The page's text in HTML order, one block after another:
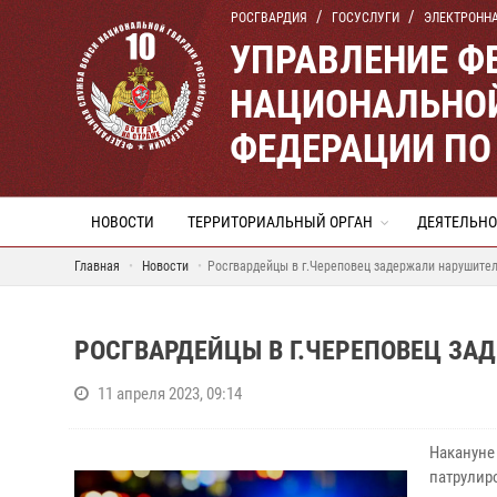
РОСГВАРДИЯ ГОСУСЛУГИ
УПРАВЛЕНИЕ
ФЕДЕРАЦИИ
НОВОСТИ ТЕРРИТОРИАЛЬНЫЙ ОРГАН
Главная Новости Росгвардейцы в г.Череповец задержали
РОСГВАРДЕЙЦЫ В Г.ЧЕРЕПОВЕЦ
11 апреля 2023, 09:14